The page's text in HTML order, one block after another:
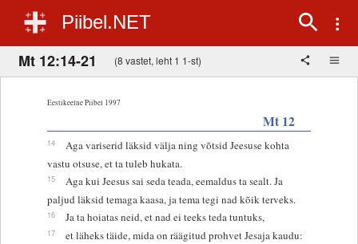
Piibel.NET
Mt 12:14-21 (8 vastet, leht 1 1-st)
Eestikeelne Piibel 1997
Mt 12
14
Aga variserid läksid välja ning võtsid Jeesuse kohta
vastu otsuse, et ta tuleb hukata.
15
Aga kui Jeesus sai seda teada, eemaldus ta sealt. Ja
paljud läksid temaga kaasa, ja tema tegi nad kõik terveks.
16 Ja ta hoiatas neid, et nad ei teeks teda tuntuks,
17 et läheks täide, mida on räägitud prohvet Jesaja kaudu: